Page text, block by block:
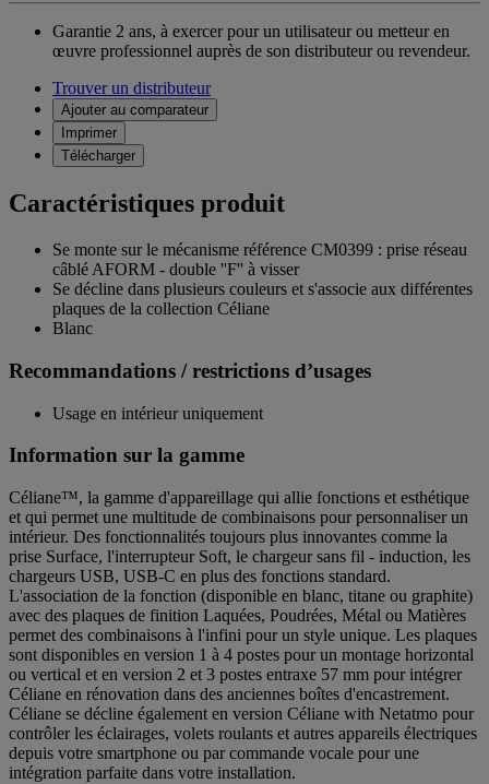
Garantie 2 ans, à exercer pour un utilisateur ou metteur en
œuvre professionnel auprès de son distributeur ou revendeur.
Trouver un distributeur
Ajouter au comparateur
Imprimer
Télécharger
Caractéristiques produit
Se monte sur le mécanisme référence CM0399 : prise réseau
câblé AFORM - double ''F'' à visser
Se décline dans plusieurs couleurs et s'associe aux différentes
plaques de la collection Céliane
Blanc
Recommandations / restrictions d’usages
Usage en intérieur uniquement
Information sur la gamme
Céliane™, la gamme d'appareillage qui allie fonctions et esthétique
et qui permet une multitude de combinaisons pour personnaliser un
intérieur. Des fonctionnalités toujours plus innovantes comme la
prise Surface, l'interrupteur Soft, le chargeur sans fil - induction, les
chargeurs USB, USB-C en plus des fonctions standard.
L'association de la fonction (disponible en blanc, titane ou graphite)
avec des plaques de finition Laquées, Poudrées, Métal ou Matières
permet des combinaisons à l'infini pour un style unique. Les plaques
sont disponibles en version 1 à 4 postes pour un montage horizontal
ou vertical et en version 2 et 3 postes entraxe 57 mm pour intégrer
Céliane en rénovation dans des anciennes boîtes d'encastrement.
Céliane se décline également en version Céliane with Netatmo pour
contrôler les éclairages, volets roulants et autres appareils électriques
depuis votre smartphone ou par commande vocale pour une
intégration parfaite dans votre installation.